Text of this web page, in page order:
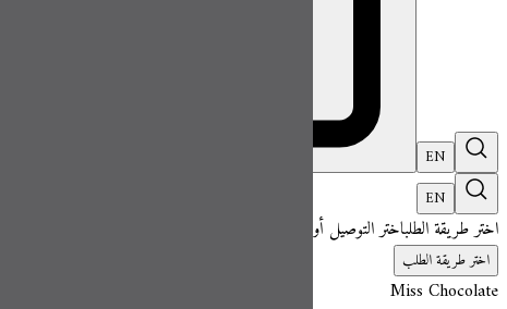
EN
EN
اختر طريقة الطلباختر التوصيل أو الاستلام حتى نتمكن من عرض هذا الصنف وبدء طلبك
اختر طريقة الطلب
Miss Chocolate